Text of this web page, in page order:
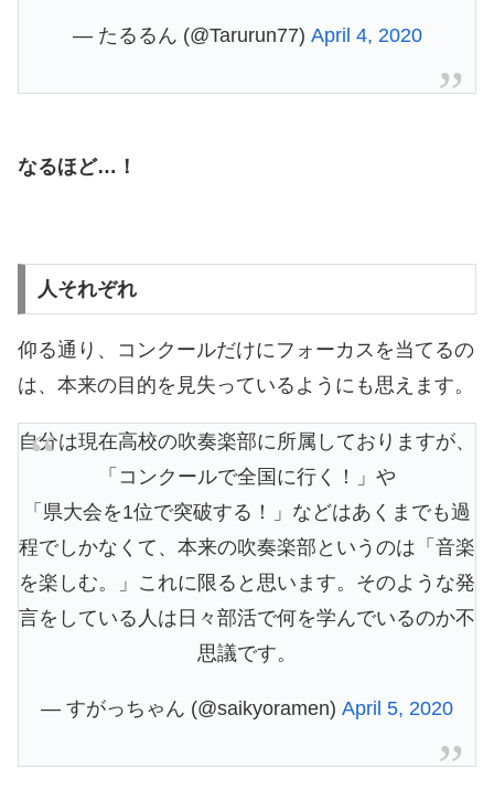
— たるるん (@Tarurun77) April 4, 2020
なるほど…！
人それぞれ
仰る通り、コンクールだけにフォーカスを当てるの
は、本来の目的を見失っているようにも思えます。
自分は現在高校の吹奏楽部に所属しておりますが、
「コンクールで全国に行く！」や
「県大会を1位で突破する！」などはあくまでも過
程でしかなくて、本来の吹奏楽部というのは「音楽
を楽しむ。」これに限ると思います。そのような発
言をしている人は日々部活で何を学んでいるのか不
思議です。
— すがっちゃん (@saikyoramen) April 5, 2020